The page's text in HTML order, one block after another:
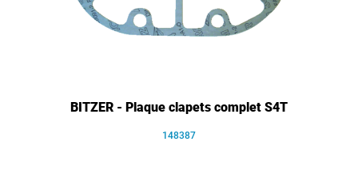
BITZER - Plaque clapets complet S4T
148387